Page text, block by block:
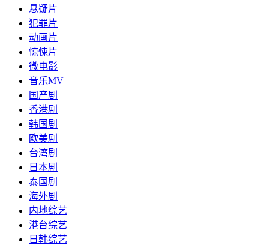
悬疑片
犯罪片
动画片
惊悚片
微电影
音乐MV
国产剧
香港剧
韩国剧
欧美剧
台湾剧
日本剧
泰国剧
海外剧
内地综艺
港台综艺
日韩综艺